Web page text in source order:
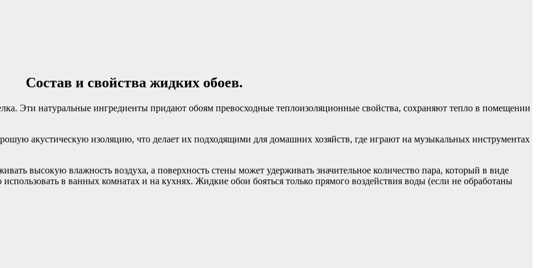
Состав и свойства жидких обоев.
Эти натуральные ингредиенты придают обоям превосходные теплоизоляционные свойства, сохраняют тепло в помещении
акустическую изоляцию, что делает их подходящими для домашних хозяйств, где играют на музыкальных инструментах
высокую влажность воздуха, а поверхность стены может удерживать значительное количество пара, который в виде
в ванных комнатах и на кухнях. Жидкие обои бояться только прямого воздействия воды (если не обработаны